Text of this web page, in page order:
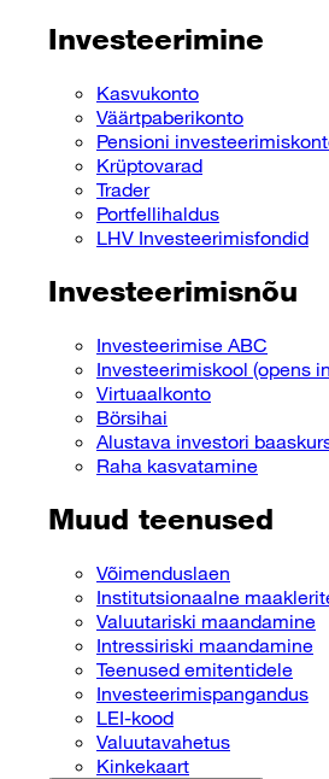
Investeerimine
Kasvukonto
Väärtpaberikonto
Pensioni
Krüptovarad
Trader
Portfellihaldus
LHV Investeerimisfondid
Investeerimisnõu
Investeerimise ABC
Investeerimiskool (opens
Virtuaalkonto
Börsihai
Alustava investori
Raha kasvatamine
Muud teenused
Võimenduslaen
Institutsionaalne
Valuutariski maandamine
Intressiriski maandamine
Teenused emitentidele
Investeerimispangandus
LEI-kood
Valuutavahetus
Kinkekaart